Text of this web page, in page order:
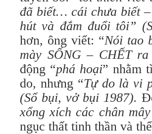
đã biết… cái chưa biết
hút và đắm đuổi tôi”
hơn, ông viết: “Nói tao
mày SỐNG – CHẾT
động “phá hoại” nhằm
do, nhưng “Tự do là vi
(Sổ bụi, vở bụi 1987).
xổng xích các chân
ngục thất tinh thần và